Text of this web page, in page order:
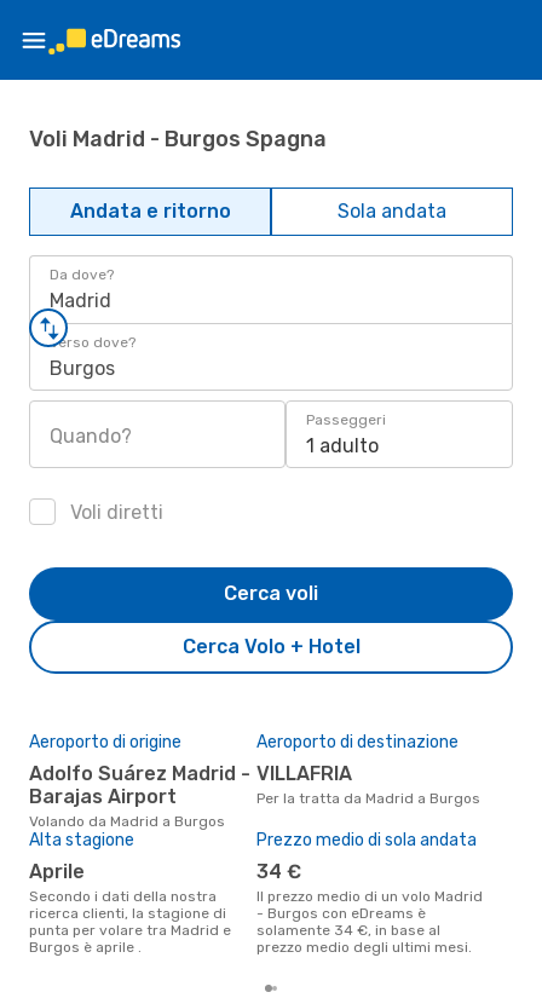
Voli Madrid - Burgos Spagna
Andata e ritorno Sola andata
Da dove?
Madrid
Verso dove?
Burgos
Quando?
Passeggeri
1 adulto
Voli diretti
Cerca Volo + Hotel
Cerca voli
Aeroporto di origine
Adolfo Suárez Madrid -
Barajas Airport
Volando da Madrid a Burgos
Aeroporto di destinazione
VILLAFRIA
Per la tratta da Madrid a Burgos
Alta stagione
aprile
Secondo i dati della nostra
ricerca clienti, la stagione di
punta per volare tra Madrid e
Burgos è aprile .
Prezzo medio di sola andata
34 €
Il prezzo medio di un volo Madrid
- Burgos con eDreams è
solamente 34 €, in base al
prezzo medio degli ultimi mesi.